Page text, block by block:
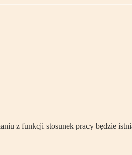
z funkcji stosunek pracy będzie